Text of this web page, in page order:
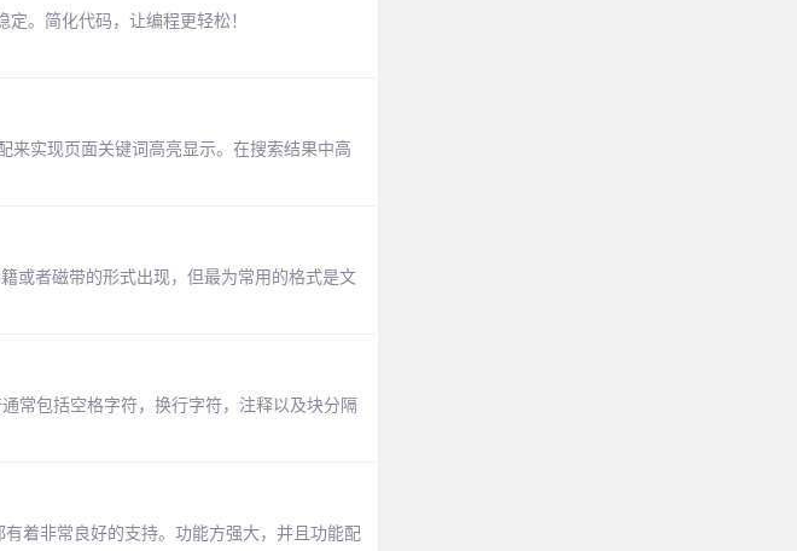
。简化代码，让编程更轻松！
来实现页面关键词高亮显示。在搜索结果中高
或者磁带的形式出现，但最为常用的格式是文
常包括空格字符，换行字符，注释以及块分隔
着非常良好的支持。功能方强大，并且功能配